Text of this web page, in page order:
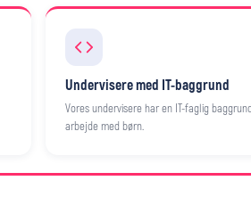
Undervisere med IT-baggrund
Vores undervisere har en IT-faglig
arbejde med børn.